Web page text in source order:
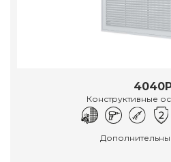
Конструктивные